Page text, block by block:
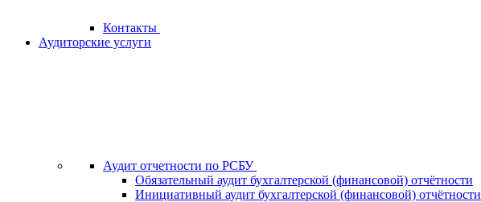
Контакты
Аудиторские услуги
Аудит отчетности по РСБУ
Обязательный аудит бухгалтерской (финансовой) отчётности
Инициативный аудит бухгалтерской (финансовой) отчётности